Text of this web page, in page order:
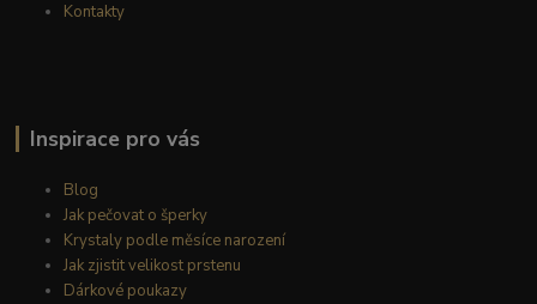
Kontakty
Inspirace pro vás
Blog
Jak pečovat o šperky
Krystaly podle měsíce narození
Jak zjistit velikost prstenu
Dárkové poukazy